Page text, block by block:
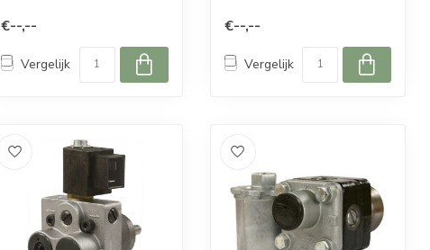
€--,--
Vergelijk
€--,--
Vergelijk